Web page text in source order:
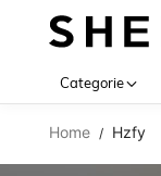
Categorie
Home / Hzfy